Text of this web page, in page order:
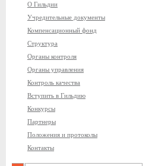
О Гильдии
Учредительные документы
Компенсационный фонд
Структура
Органы контроля
Органы управления
Контроль качества
Вступить в Гильдию
Конкурсы
Партнеры
Положения и протоколы
Контакты